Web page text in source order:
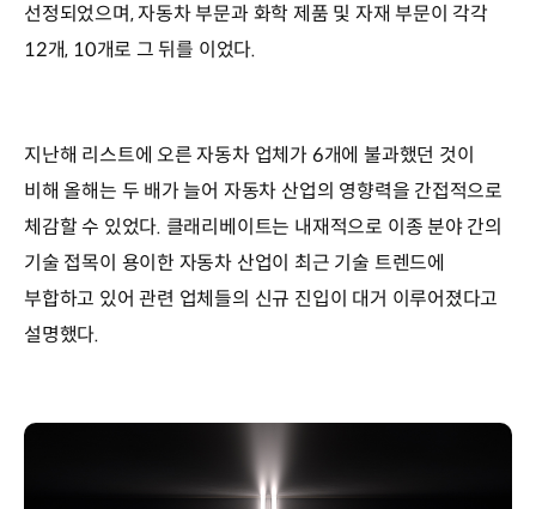
선정되었으며, 자동차 부문과 화학 제품 및 자재 부문이 각각
12개, 10개로 그 뒤를 이었다.
지난해 리스트에 오른 자동차 업체가 6개에 불과했던 것이
비해 올해는 두 배가 늘어 자동차 산업의 영향력을 간접적으로
체감할 수 있었다. 클래리베이트는 내재적으로 이종 분야 간의
기술 접목이 용이한 자동차 산업이 최근 기술 트렌드에
부합하고 있어 관련 업체들의 신규 진입이 대거 이루어졌다고
설명했다.